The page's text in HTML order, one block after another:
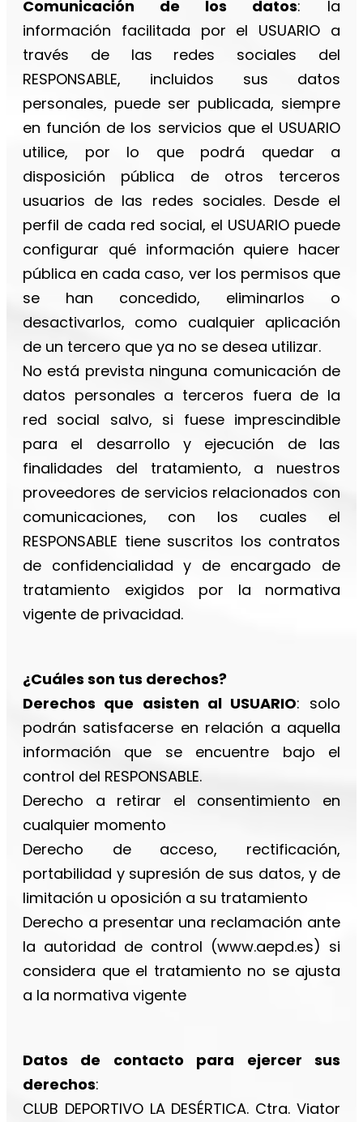
Comunicación de los datos: la
información facilitada por el USUARIO a
través de las redes sociales del
RESPONSABLE, incluidos sus datos
personales, puede ser publicada, siempre
en función de los servicios que el USUARIO
utilice, por lo que podrá quedar a
disposición pública de otros terceros
usuarios de las redes sociales. Desde el
perfil de cada red social, el USUARIO puede
configurar qué información quiere hacer
pública en cada caso, ver los permisos que
se han concedido, eliminarlos o
desactivarlos, como cualquier aplicación
de un tercero que ya no se desea utilizar.
No está prevista ninguna comunicación de
datos personales a terceros fuera de la
red social salvo, si fuese imprescindible
para el desarrollo y ejecución de las
finalidades del tratamiento, a nuestros
proveedores de servicios relacionados con
comunicaciones, con los cuales el
RESPONSABLE tiene suscritos los contratos
de confidencialidad y de encargado de
tratamiento exigidos por la normativa
vigente de privacidad.
¿Cuáles son tus derechos?
Derechos que asisten al USUARIO: solo
podrán satisfacerse en relación a aquella
información que se encuentre bajo el
control del RESPONSABLE.
Derecho a retirar el consentimiento en
cualquier momento
Derecho de acceso, rectificación,
portabilidad y supresión de sus datos, y de
limitación u oposición a su tratamiento
Derecho a presentar una reclamación ante
la autoridad de control (www.aepd.es) si
considera que el tratamiento no se ajusta
a la normativa vigente
Datos de contacto para ejercer sus
derechos:
CLUB DEPORTIVO LA DESÉRTICA. Ctra. Viator